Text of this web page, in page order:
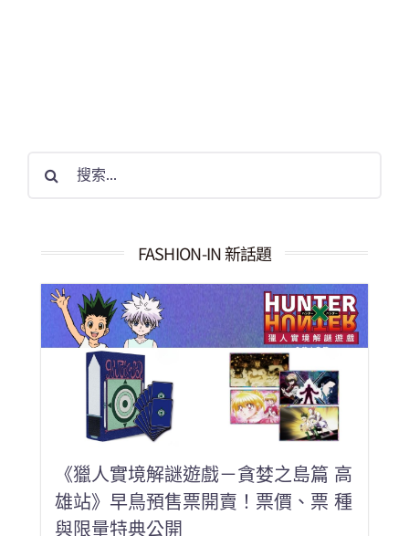
FASHION-IN 新話題
《獵人實境解謎遊戲－貪婪之島篇 高
雄站》早鳥預售票開賣！票價、票 種
與限量特典公開